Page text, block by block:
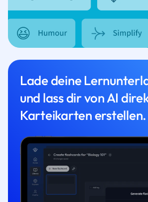
Lade deine
und lass dir von AI
Karteikarten